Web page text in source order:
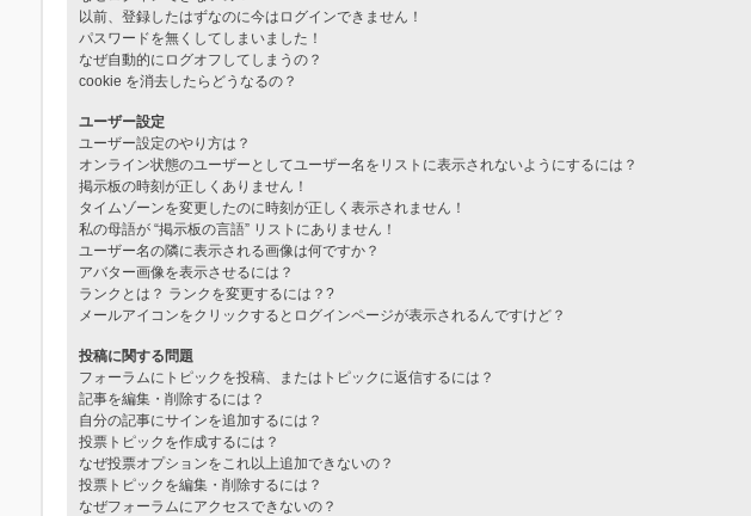
以前、登録したはずなのに今はログインできません！
パスワードを無くしてしまいました！
なぜ自動的にログオフしてしまうの？
cookie を消去したらどうなるの？
ユーザー設定
ユーザー設定のやり方は？
オンライン状態のユーザーとしてユーザー名をリストに表示されないようにするには？
掲示板の時刻が正しくありません！
タイムゾーンを変更したのに時刻が正しく表示されません！
私の母語が “掲示板の言語” リストにありません！
ユーザー名の隣に表示される画像は何ですか？
アバター画像を表示させるには？
ランクとは？ ランクを変更するには？?
メールアイコンをクリックするとログインページが表示されるんですけど？
投稿に関する問題
フォーラムにトピックを投稿、またはトピックに返信するには？
記事を編集・削除するには？
自分の記事にサインを追加するには？
投票トピックを作成するには？
なぜ投票オプションをこれ以上追加できないの？
投票トピックを編集・削除するには？
なぜフォーラムにアクセスできないの？